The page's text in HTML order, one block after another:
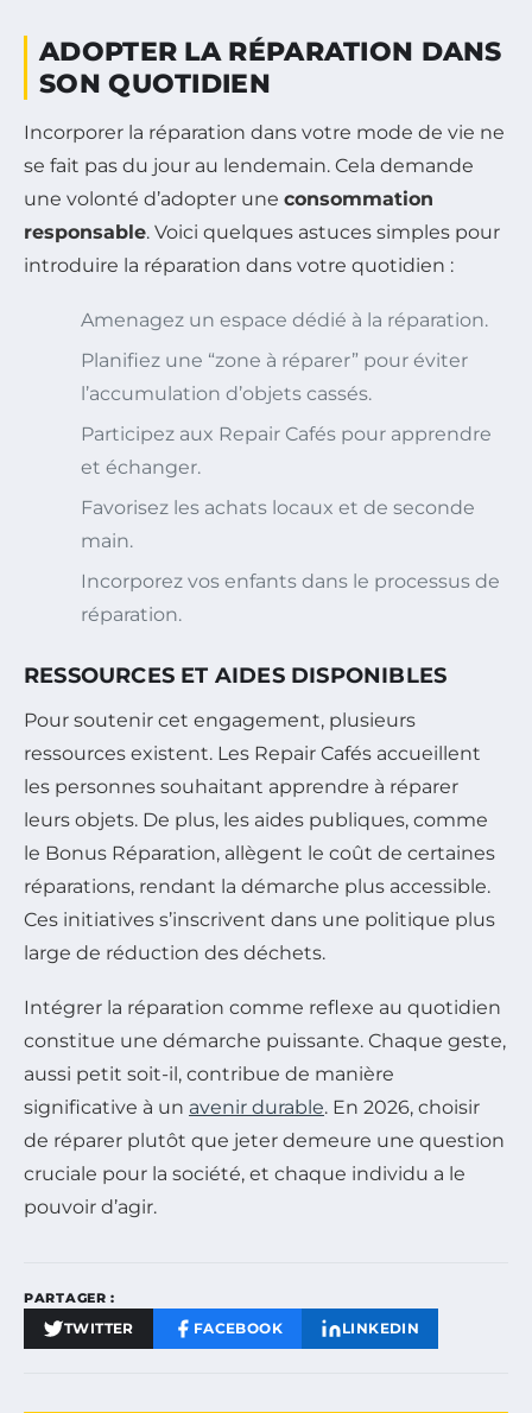
ADOPTER LA RÉPARATION DANS
SON QUOTIDIEN
Incorporer la réparation dans votre mode de vie ne
se fait pas du jour au lendemain. Cela demande
une volonté d’adopter une consommation
responsable. Voici quelques astuces simples pour
introduire la réparation dans votre quotidien :
Amenagez un espace dédié à la réparation.
Planifiez une “zone à réparer” pour éviter
l’accumulation d’objets cassés.
Participez aux Repair Cafés pour apprendre
et échanger.
Favorisez les achats locaux et de seconde
main.
Incorporez vos enfants dans le processus de
réparation.
RESSOURCES ET AIDES DISPONIBLES
Pour soutenir cet engagement, plusieurs
ressources existent. Les Repair Cafés accueillent
les personnes souhaitant apprendre à réparer
leurs objets. De plus, les aides publiques, comme
le Bonus Réparation, allègent le coût de certaines
réparations, rendant la démarche plus accessible.
Ces initiatives s’inscrivent dans une politique plus
large de réduction des déchets.
Intégrer la réparation comme reflexe au quotidien
constitue une démarche puissante. Chaque geste,
aussi petit soit-il, contribue de manière
significative à un avenir durable. En 2026, choisir
de réparer plutôt que jeter demeure une question
cruciale pour la société, et chaque individu a le
pouvoir d’agir.
PARTAGER :
TWITTER FACEBOOK LINKEDIN